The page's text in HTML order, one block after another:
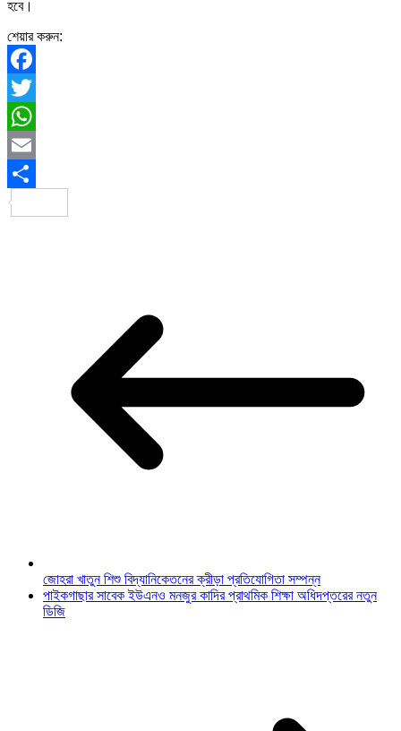
হবে।
শেয়ার করুন:
Facebook
Twitter
WhatsApp
Email
জোহরা খাতুন শিশু বিদ্যানিকেতনের ক্রীড়া প্রতিযোগিতা সম্পন্ন
পাইকগাছার সাবেক ইউএনও মনজুর কাদির প্রাথমিক শিক্ষা অধিদপ্তরের নতুন
ডিজি